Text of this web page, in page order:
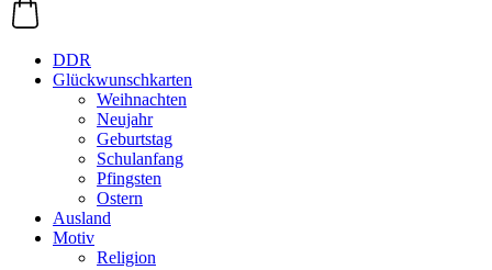
DDR
Glückwunschkarten
Weihnachten
Neujahr
Geburtstag
Schulanfang
Pfingsten
Ostern
Ausland
Motiv
Religion